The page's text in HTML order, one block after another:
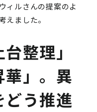
ィルさんの提案のよ
えました。
整理」
華」。異
う推進